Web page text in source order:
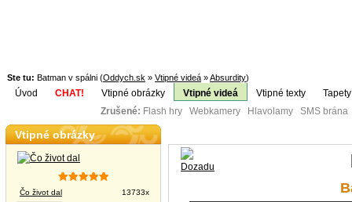
Ste tu: Batman v spálni (Oddych.sk » Vtipné videá »Absurdity)
Úvod CHAT! Vtipné obrázky Vtipné videá Vtipné texty
Zrušené: Flash hry Webkamery Hlavolamy SMS
Vtipné obrázky
Čo život dal 13733x